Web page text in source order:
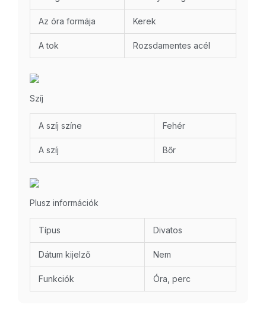
Az óra formája Kerek
A tok Rozsdamentes acél
Szíj
A szíj színe Fehér
A szíj Bőr
Plusz információk
Típus Divatos
Dátum kijelző Nem
Funkciók Óra, perc